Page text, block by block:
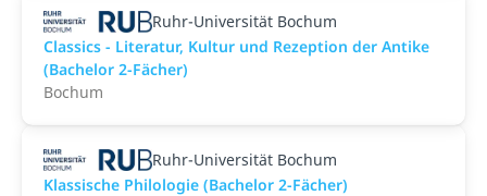
Ruhr-Universität Bochum
Classics - Literatur, Kultur und Rezeption der Antike
(Bachelor 2-Fächer)
Bochum
Ruhr-Universität Bochum
Klassische Philologie (Bachelor 2-Fächer)